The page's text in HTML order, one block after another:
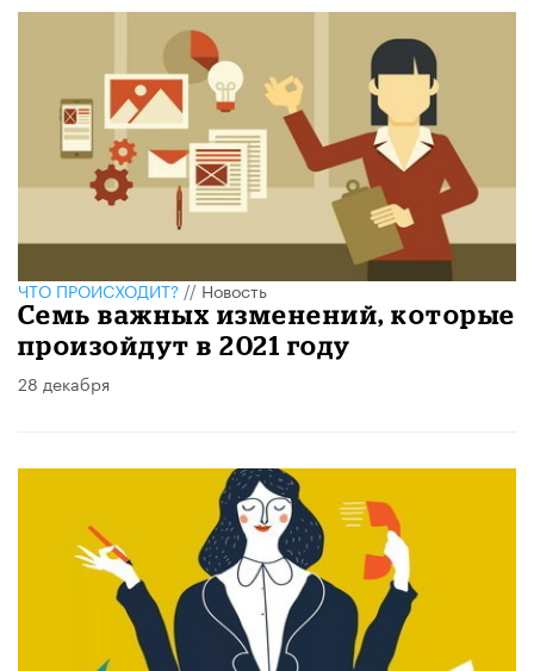
ЧТО ПРОИСХОДИТ?//Новость
Семь важных изменений, которые
произойдут в 2021 году
28 декабря